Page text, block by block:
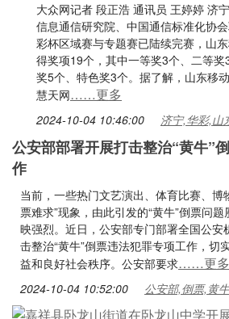
大众网记者 段正浩 通讯员 王婷婷 济
信息通信研究院、中国通信标准化协
彩杯区域赛与专题赛已陆续完赛，山
得奖项19个，其中一等奖3个、二等
奖5个、特色奖3个。据了解，山东移
慧天网……更多
2024-10-04 10:46:00 济宁,华彩,山
公安部部署开展打击整治“黄牛”
作
当前，一些热门文艺演出、体育比赛、博
票难求”现象，由此引发的“黄牛”倒票问
映强烈。近日，公安部专门部署全国公安
击整治“黄牛”倒票违法犯罪专项工作，切
益和良好社会秩序。公安部要求……更多
2024-10-04 10:52:00 公安部,倒票,黄